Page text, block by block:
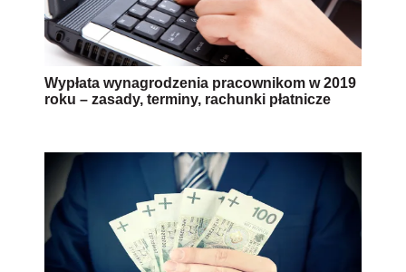
Wypłata wynagrodzenia pracownikom w 2019
roku – zasady, terminy, rachunki płatnicze